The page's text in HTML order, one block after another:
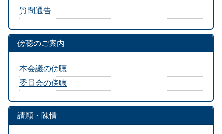
質問通告
傍聴のご案内
本会議の傍聴
委員会の傍聴
請願・陳情